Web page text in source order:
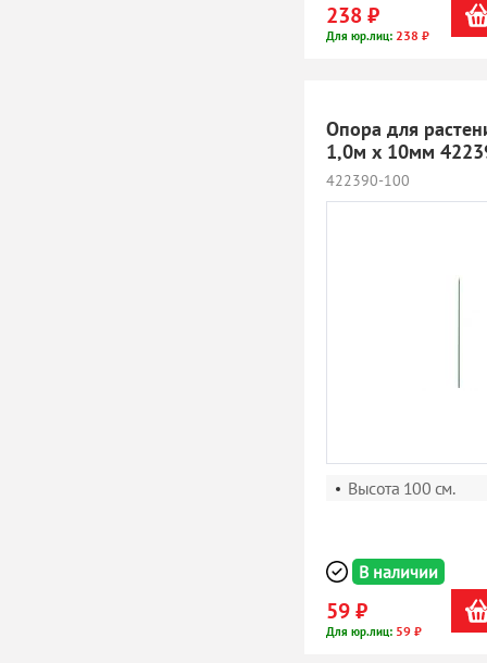
238 ₽
Для юр.лиц: 238 ₽
Опора для
1,0м х 10мм
422390-100
Высота 100 см.
В наличии
59 ₽
Для юр.лиц: 59 ₽